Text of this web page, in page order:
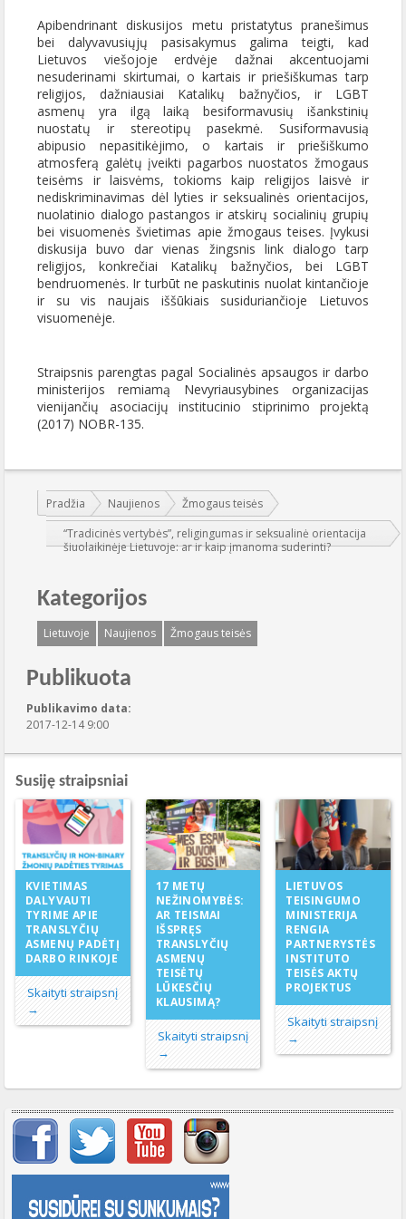
Apibendrinant diskusijos metu pristatytus pranešimus
bei dalyvavusiųjų pasisakymus galima teigti, kad
Lietuvos viešojoje erdvėje dažnai akcentuojami
nesuderinami skirtumai, o kartais ir priešiškumas tarp
religijos, dažniausiai Katalikų bažnyčios, ir LGBT
asmenų yra ilgą laiką besiformavusių išankstinių
nuostatų ir stereotipų pasekmė. Susiformavusią
abipusio nepasitikėjimo, o kartais ir priešiškumo
atmosferą galėtų įveikti pagarbos nuostatos žmogaus
teisėms ir laisvėms, tokioms kaip religijos laisvė ir
nediskriminavimas dėl lyties ir seksualinės orientacijos,
nuolatinio dialogo pastangos ir atskirų socialinių grupių
bei visuomenės švietimas apie žmogaus teises. Įvykusi
diskusija buvo dar vienas žingsnis link dialogo tarp
religijos, konkrečiai Katalikų bažnyčios, bei LGBT
bendruomenės. Ir turbūt ne paskutinis nuolat kintančioje
ir su vis naujais iššūkiais susiduriančioje Lietuvos
visuomenėje.
Straipsnis parengtas pagal Socialinės apsaugos ir darbo
ministerijos remiamą Nevyriausybines organizacijas
vienijančių asociacijų institucinio stiprinimo projektą
(2017) NOBR-135.
Jūs esate čia:
Pradžia Naujienos
Žmogaus teisės
“Tradicinės vertybės”, religingumas ir seksualinė orientacija
šiuolaikinėje Lietuvoje: ar ir kaip įmanoma suderinti?
Kategorijos
Lietuvoje Naujienos Žmogaus teisės
Publikuota
Publikavimo data:
2017-12-14 9:00
Susiję straipsniai
KVIETIMAS
DALYVAUTI
TYRIME APIE
TRANSLYČIŲ
ASMENŲ PADĖTĮ
DARBO RINKOJE
Skaityti straipsnį
→
17 METŲ
NEŽINOMYBĖS:
AR TEISMAI
IŠSPRĘS
TRANSLYČIŲ
ASMENŲ
TEISĖTŲ
LŪKESČIŲ
KLAUSIMĄ?
Skaityti straipsnį
→
LIETUVOS
TEISINGUMO
MINISTERIJA
RENGIA
PARTNERYSTĖS
INSTITUTO
TEISĖS AKTŲ
PROJEKTUS
Skaityti straipsnį
→
Svarbių įrašų meniu